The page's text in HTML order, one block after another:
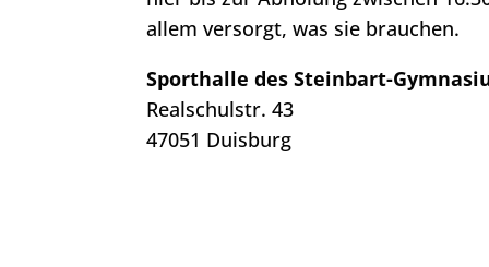
allem versorgt, was sie brauchen.
Sporthalle des Steinbart-
Realschulstr. 43
47051 Duisburg